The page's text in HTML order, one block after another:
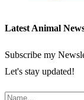
Latest Animal
Subscribe my
Let's stay updated!